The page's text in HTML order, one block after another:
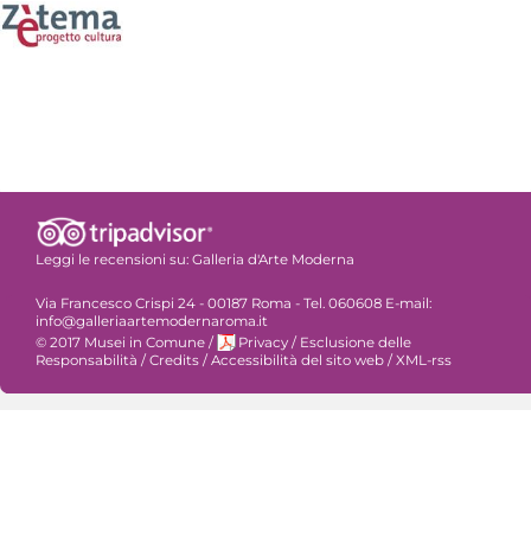
Leggi le recensioni su: Galleria d'Arte Moderna
Via Francesco Crispi 24 - 00187 Roma - Tel. 060608 E-mail:
info@galleriaartemodernaroma.it
© 2017 Musei in Comune / Privacy / Esclusione delle
Responsabilità /Credits /Accessibilità del sito web /XML-rss